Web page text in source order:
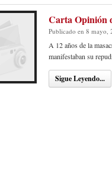
Carta Opinión
Publicado en 8 mayo,
A 12 años de la
manifestaban su
Sigue Leyendo...